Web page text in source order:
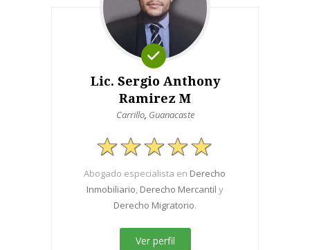
Lic. Sergio Anthony
Ramirez M
Carrillo, Guanacaste
Abogado especialista en Derecho
Inmobiliario, Derecho Mercantil y
Derecho Migratorio.
Ver perfil